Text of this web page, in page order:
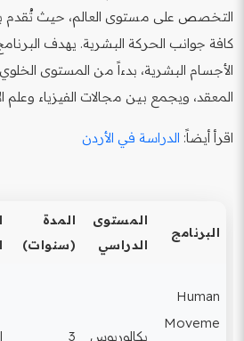
التخصص على مستوى العالم، حيث تُقدم
كافة جوانب الحركة البشرية. يهدف
الأجسام البشرية، بدءاً من المستوى الخلوي
المعقد، ويجمع بين مجالات الفيزياء وعلم
اقرأ أيضاً: الدراسة في الأردن
البرنامج
المستوى
الدراسي
المدة
(سنوات)
Human
Moveme
بكالوريوس 3